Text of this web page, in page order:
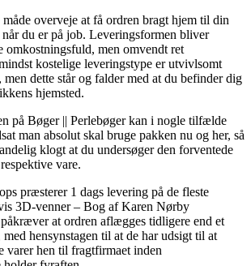
overveje at få ordren bragt hjem til din
du er på job. Leveringsformen bliver
omkostningsfuld, men omvendt ret
kostelige leveringstype er utvivlsomt
men dette står og falder med at du befinder dig
hjemsted.
på Bøger || Perlebøger kan i nogle tilfælde
man absolut skal bruge pakken nu og her, så
klogt at du undersøger den forventede
vare.
præsterer 1 dags levering på de fleste
3D-venner – Bog af Karen Nørby
at ordren aflægges tidligere end et
hensynstagen til at de har udsigt til at
varer hen til fragtfirmaet inden